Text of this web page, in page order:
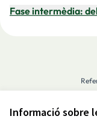
Informació sobre
Fase intermèdia:
Avís legal i condicions